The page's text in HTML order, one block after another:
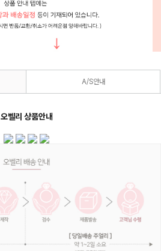
A/S안내
오벨리 상품안내